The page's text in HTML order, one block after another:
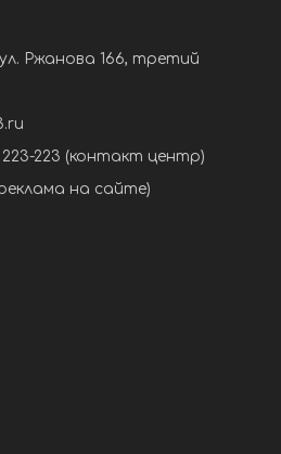
Ржанова 166, третий
223-223 (контакт центр)
на сайте)